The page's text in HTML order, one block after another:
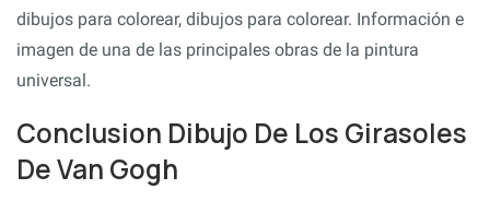
dibujos para colorear, dibujos para colorear. Información e
imagen de una de las principales obras de la pintura
universal.
Conclusion Dibujo De Los Girasoles
De Van Gogh